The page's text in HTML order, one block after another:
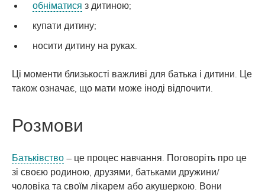
обніматися з дитиною;
купати дитину;
носити дитину на руках.
Ці моменти близькості важливі для батька і дитини. Це
також означає, що мати може іноді відпочити.
Розмови
Батьківство – це процес навчання. Поговоріть про це
зі своєю родиною, друзями, батьками дружини/
чоловіка та своїм лікарем або акушеркою. Вони